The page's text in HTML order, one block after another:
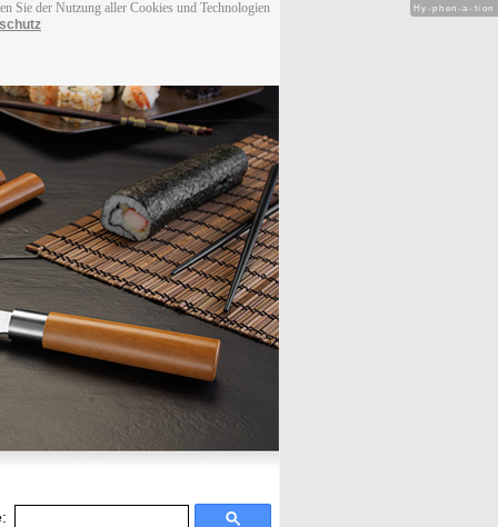
Sie der Nutzung aller Cookies und Technologien
Hy-phen-a-tion